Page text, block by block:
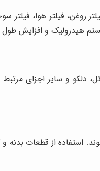
فیلتر هوا، فیلتر
هیدرولیک و افزایش
دلکو و سایر اجزای
استفاده از قطعات بدنه و